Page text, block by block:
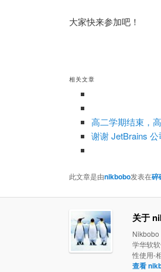
大家快来参加吧！
相关文章
高二学期结束，
谢谢 JetBrains
此文章是由nikbobo发表在碎
关于
Nikbobo
学华软
性使用-
查看